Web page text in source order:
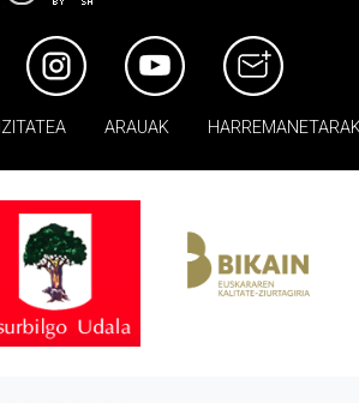
ARAUAK